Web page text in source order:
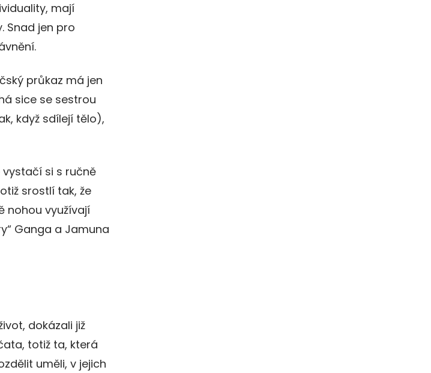
mají
Snad jen pro
průkaz má jen
sice se sestrou
když sdílejí tělo),
si s ručně
srostlí tak, že
nohou využívají
Ganga a Jamuna
dokázali již
totiž ta, která
uměli, v jejich